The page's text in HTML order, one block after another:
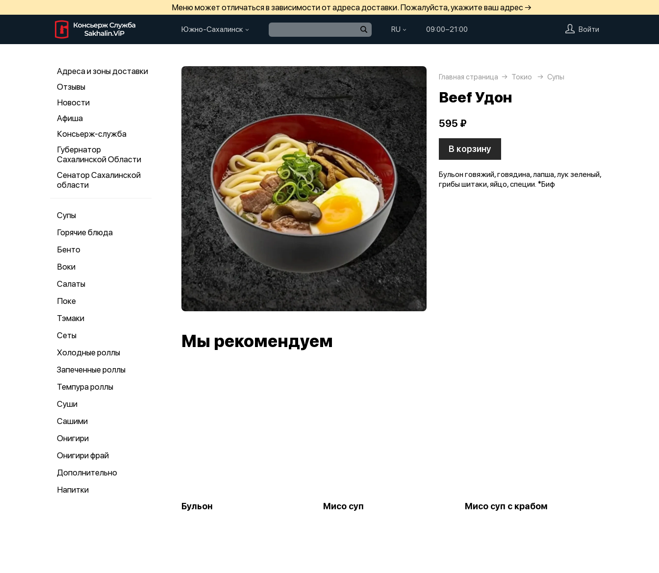
Меню может отличаться в зависимости от адреса доставки. Пожалуйста, укажите ваш адрес →
Южно-Сахалинск RU 09:00−21:00 Войти
Адреса и зоны доставки
Отзывы
Новости
Афиша
Консьерж-служба
Губернатор
Сахалинской Области
Сенатор Сахалинской
области
Супы
Горячие блюда
Бенто
Воки
Салаты
Поке
Тэмаки
Сеты
Холодные роллы
Запеченные роллы
Темпура роллы
Суши
Сашими
Онигири
Онигири фрай
Дополнительно
Напитки
Главная страница Токио Супы
Beef Удон
595 ₽
В корзину
Бульон говяжий, говядина, лапша, лук зеленый,
грибы шитаки, яйцо, специи. *Биф
Мы рекомендуем
Бульон Мисо суп Мисо суп с крабом